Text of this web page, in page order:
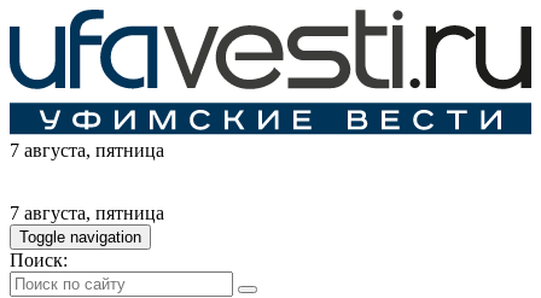
7 августа, пятница
7 августа, пятница
Toggle navigation
Поиск: